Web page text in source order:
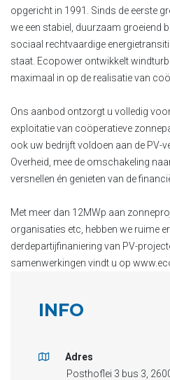
opgericht in 1991. Sinds de eerste
we een stabiel, duurzaam groeiend
sociaal rechtvaardige
staat. Ecopower ontwikkelt
maximaal in op de realisatie van
Ons aanbod ontzorgt u volledig
exploitatie van coöperatieve
ook uw bedrijft voldoen aan de PV-
Overheid, mee de omschakeling
versnellen én genieten van de
Met meer dan 12MWp aan
organisaties etc, hebben we ruime
derdepartijfinaniering van PV-
samenwerkingen vindt u op
INFO
Adres
Posthoflei 3 bus 3,